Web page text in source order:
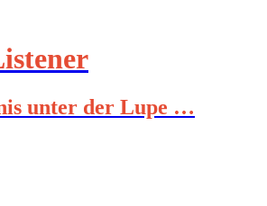
unter der Lupe …